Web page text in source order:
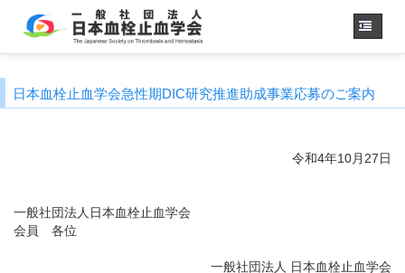
学会概要・理事長挨拶
用語集
日本血栓止血学会急性期DIC研究推進助成事業応募のご案内
令和4年10月27日
一般社団法人日本血栓止血学会
会員 各位
一般社団法人 日本血栓止血学会